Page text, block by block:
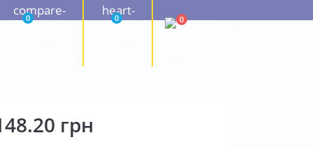
0 0 0
грн